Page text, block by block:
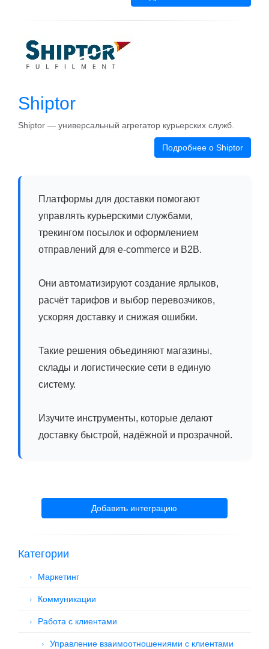
Shiptor
Shiptor — универсальный агрегатор курьерских служб.
Подробнее о Shiptor
Платформы для доставки помогают
управлять курьерскими службами,
трекингом посылок и оформлением
отправлений для e-commerce и B2B.
Они автоматизируют создание ярлыков,
расчёт тарифов и выбор перевозчиков,
ускоряя доставку и снижая ошибки.
Такие решения объединяют магазины,
склады и логистические сети в единую
систему.
Изучите инструменты, которые делают
доставку быстрой, надёжной и прозрачной.
Добавить интеграцию
Категории
Маркетинг
Коммуникации
Работа с клиентами
Управление взаимоотношениями с клиентами